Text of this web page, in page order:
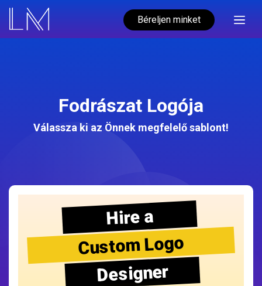
Béreljen minket
Fodrászat Logója
Válassza ki az Önnek megfelelő sablont!
Hire a
Custom Logo
Designer